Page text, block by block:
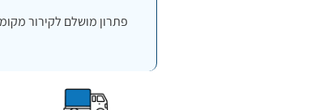
פתרון מושלם לקירור